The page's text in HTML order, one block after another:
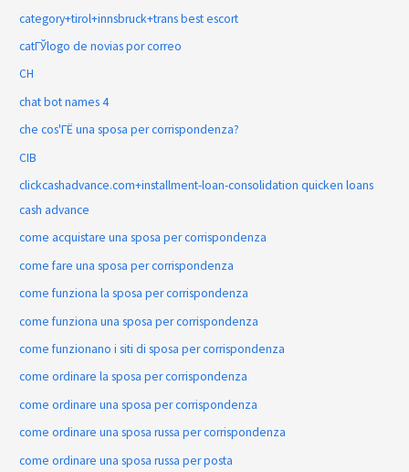
category+tirol+innsbruck+trans best escort
catГЎlogo de novias por correo
CH
chat bot names 4
che cos'ГЁ una sposa per corrispondenza?
CIB
clickcashadvance.com+installment-loan-consolidation quicken loans
cash advance
come acquistare una sposa per corrispondenza
come fare una sposa per corrispondenza
come funziona la sposa per corrispondenza
come funziona una sposa per corrispondenza
come funzionano i siti di sposa per corrispondenza
come ordinare la sposa per corrispondenza
come ordinare una sposa per corrispondenza
come ordinare una sposa russa per corrispondenza
come ordinare una sposa russa per posta